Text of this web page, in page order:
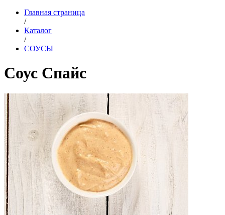
Главная страница
/
Каталог
/
СОУСЫ
Соус Спайс